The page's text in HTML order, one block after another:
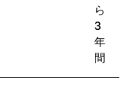
ら
3
年
間